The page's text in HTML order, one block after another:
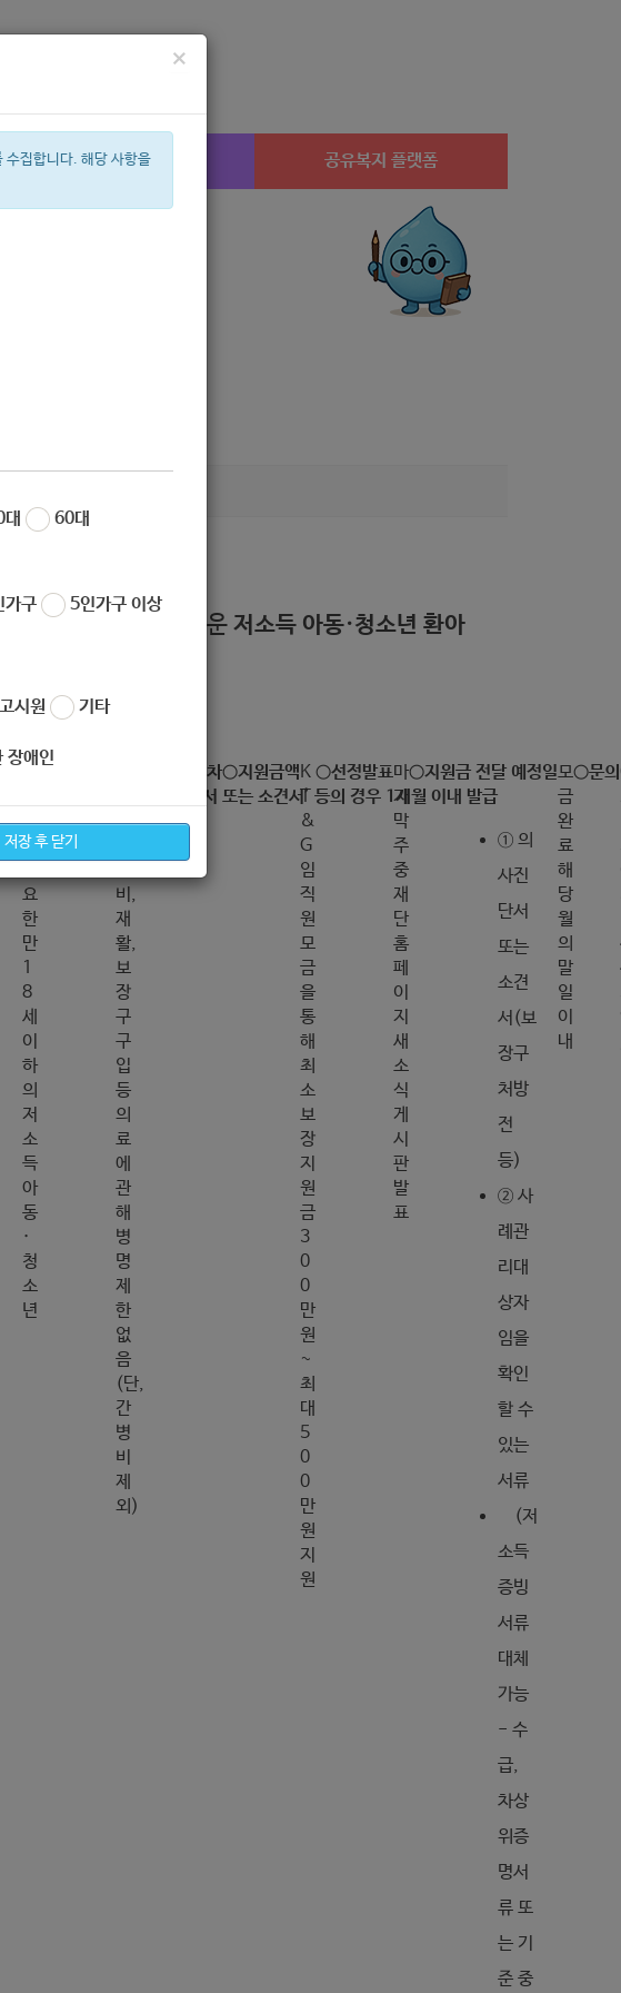
복지시설찾기 공유복지 플랫폼
월세 체육
×
수집합니다. 해당 사항을
60대
구 5인가구 이상
시원 기타
장애인
저장 후 닫기
업 (~매달1-20)
의료비 마련이 어려운 저소득 아동·청소년 환아
첨부서류 : 단, ‘① 의사진단서 또는 소견서’ 등의 경우 1개월 이내 발급
① 의
사진
단서
또는
소견
서(보
장구
처방
전
등)
② 사
례관
리대
상자
임을
확인
할 수
있는
서류
(저
소득
증빙
서류
대체
가능
- 수
급,
차상
위증
명서
류 또
는 기
준 중
위 의
비
가
요
한
만
1
8
세
이
하
의
저
소
득
아
동
·
청
소
년
지원내용
비,
비,
재
활,
보
장
구
구
입
등
의
료
에
관
해
병
명
제
한
없
음
(단,
간
병
비
제
외)
지원절차 지원금액 K
T
&
G
임
직
원
모
금
을
통
해
최
소
보
장
지
원
금
3
0
0
만
원
~
최
대
5
0
0
만
원
지
원
선정발표마
지
막
주
중
재
단
홈
페
이
지
새
소
식
게
시
판
발
표
지원금 전달 예정일모
금
완
료
해
당
월
의
말
일
이
내
문의